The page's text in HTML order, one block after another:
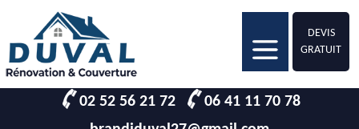
DEVIS
GRATUIT
02 52 56 21 72
06 41 11 70 78